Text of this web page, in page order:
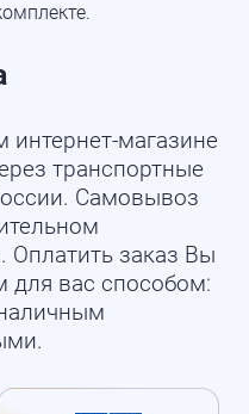
магазине
транспортные
Самовывоз
Оплатить заказ Вы
вас способом: